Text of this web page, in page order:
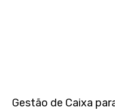
Gestão de Caixa